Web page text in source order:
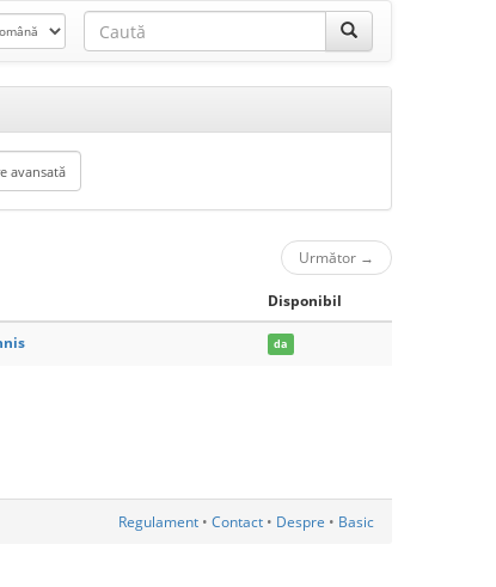
Următor →
Disponibil
da
Regulament • Contact • Despre • Basic